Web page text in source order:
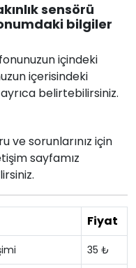
sensörü
bilgiler
içindeki
içerisindeki
belirtebilirsiniz.
ve sorunlarınız için
sayfamız
Fiyat
35 ₺